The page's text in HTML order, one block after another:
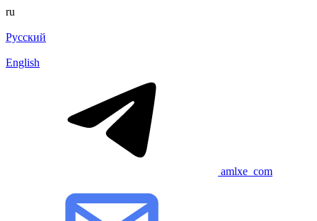
ru
Русский
English
amlxe_com